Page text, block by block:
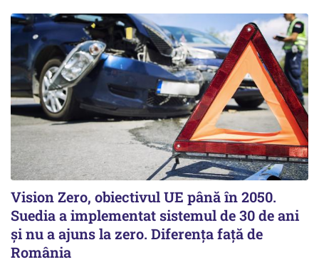
Vision Zero, obiectivul UE până în 2050.
Suedia a implementat sistemul de 30 de ani
şi nu a ajuns la zero. Diferenţa faţă de
România